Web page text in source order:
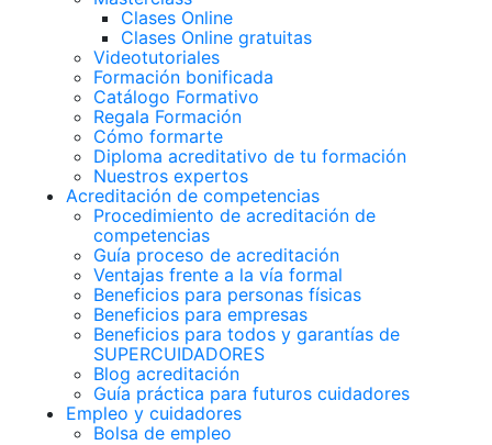
Clases Online
Clases Online gratuitas
Videotutoriales
Formación bonificada
Catálogo Formativo
Regala Formación
Cómo formarte
Diploma acreditativo de tu formación
Nuestros expertos
Acreditación de competencias
Procedimiento de acreditación de
competencias
Guía proceso de acreditación
Ventajas frente a la vía formal
Beneficios para personas físicas
Beneficios para empresas
Beneficios para todos y garantías de
SUPERCUIDADORES
Blog acreditación
Guía práctica para futuros cuidadores
Empleo y cuidadores
Bolsa de empleo